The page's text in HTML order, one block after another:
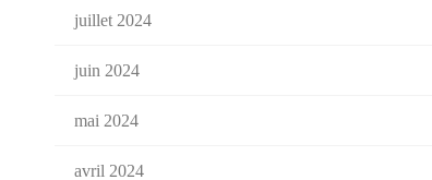
juillet 2024
juin 2024
mai 2024
avril 2024